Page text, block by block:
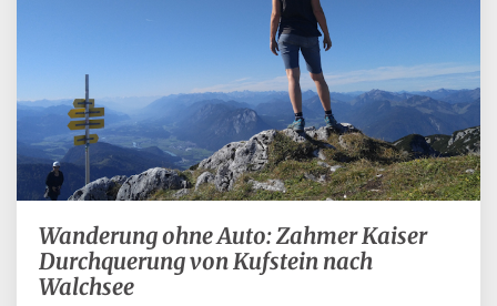
Wanderung
ohne
Auto:
Wanderung ohne Auto: Zahmer Kaiser
Durchquerung von Kufstein nach
Walchsee